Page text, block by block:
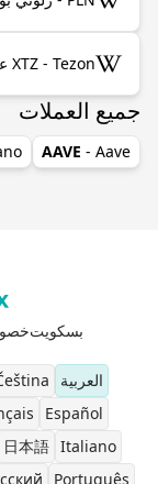
XTZ - Tezon على ويكيبيديا
جميع العملات
AAVE - Aave
بسكويت
العربية
Español
Italiano
日本語
Português